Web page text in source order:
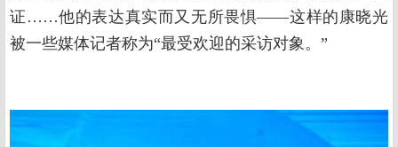
证……他的表达真实而又无所畏惧——这样的康晓光
被一些媒体记者称为“最受欢迎的采访对象。”